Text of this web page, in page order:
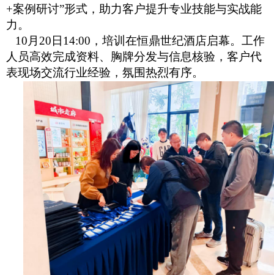
+案例研讨”形式，助力客户提升专业技能与实战能
力。
10月20日14:00，培训在恒鼎世纪酒店启幕。工作
人员高效完成资料、胸牌分发与信息核验，客户代
表现场交流行业经验，氛围热烈有序。